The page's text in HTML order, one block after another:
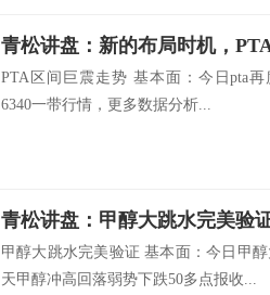
青松讲盘：新的布局时机，
PTA区间巨震走势 基本面：今日pta
6340一带行情，更多数据分析...
青松讲盘：甲醇大跳水完美验
甲醇大跳水完美验证 基本面：今日甲
天甲醇冲高回落弱势下跌50多点报收...